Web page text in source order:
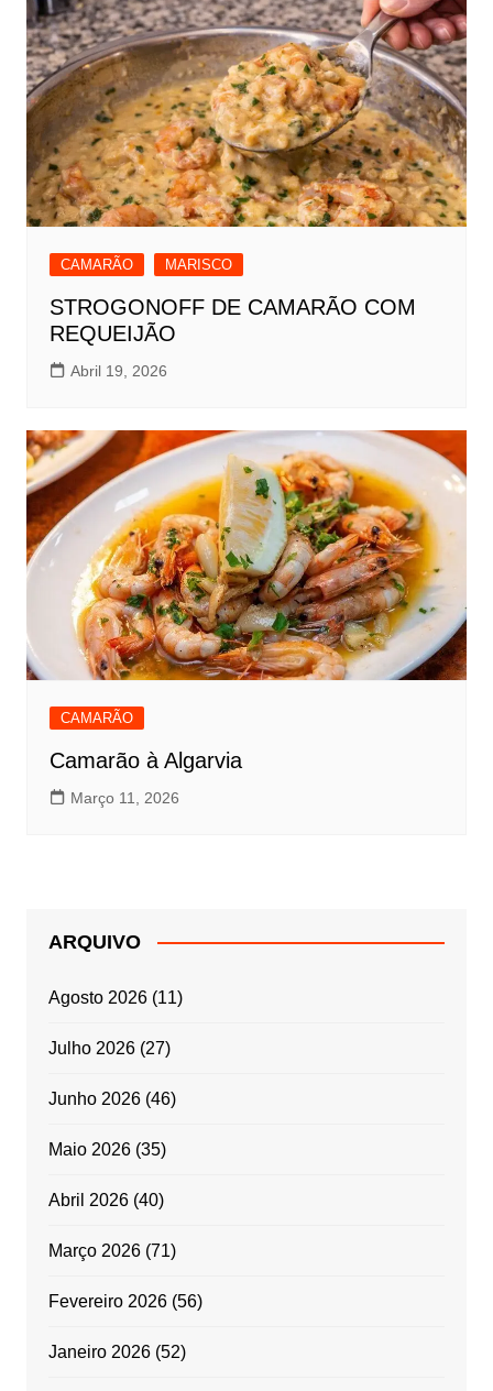
CAMARÃO MARISCO
STROGONOFF DE CAMARÃO COM
REQUEIJÃO
Abril 19, 2026
CAMARÃO
Camarão à Algarvia
Março 11, 2026
ARQUIVO
Agosto 2026(11)
Julho 2026(27)
Junho 2026(46)
Maio 2026(35)
Abril 2026(40)
Março 2026(71)
Fevereiro 2026(56)
Janeiro 2026(52)